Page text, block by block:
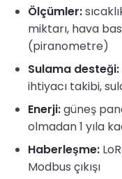
Ölçümler:
miktarı, hava
(piranometre)
Sulama desteği:
ihtiyacı takibi,
Enerji:güneş
olmadan 1 yıla
Haberleşme:
Modbus çıkışı